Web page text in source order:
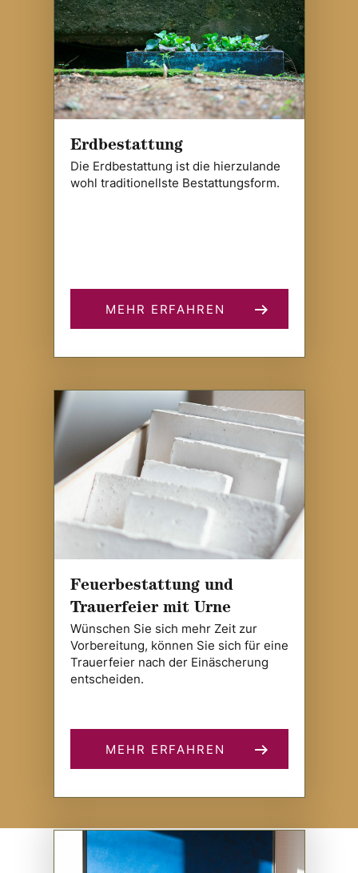
Erdbestattung
Die Erdbestattung ist die hierzulande
wohl traditionellste Bestattungsform.
MEHR ERFAHREN
Feuerbestattung und
Trauerfeier mit Urne
Wünschen Sie sich mehr Zeit zur
Vorbereitung, können Sie sich für eine
Trauerfeier nach der Einäscherung
entscheiden.
MEHR ERFAHREN